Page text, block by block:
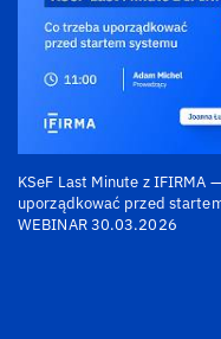
KSeF Last Minute z IFIRMA
uporządkować przed
WEBINAR 30.03.2026